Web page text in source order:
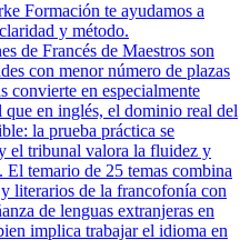
Formación te ayudamos a
y método.
de Francés de Maestros son
con menor número de plazas
convierte en especialmente
en inglés, el dominio real del
la prueba práctica se
el tribunal valora la fluidez y
temario de 25 temas combina
literarios de la francofonía con
de lenguas extranjeras en
implica trabajar el idioma en